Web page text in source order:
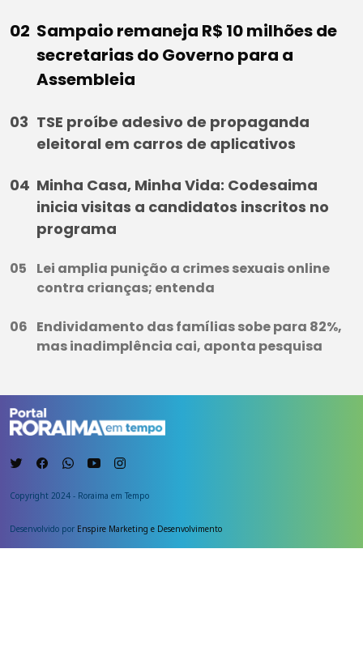
Sampaio remaneja R$ 10 milhões de
secretarias do Governo para a
Assembleia
TSE proíbe adesivo de propaganda
eleitoral em carros de aplicativos
Minha Casa, Minha Vida: Codesaima
inicia visitas a candidatos inscritos no
programa
Lei amplia punição a crimes sexuais online
contra crianças; entenda
Endividamento das famílias sobe para 82%,
mas inadimplência cai, aponta pesquisa
Copyright 2024 - Roraima em Tempo
Desenvolvido por Enspire Marketing e Desenvolvimento